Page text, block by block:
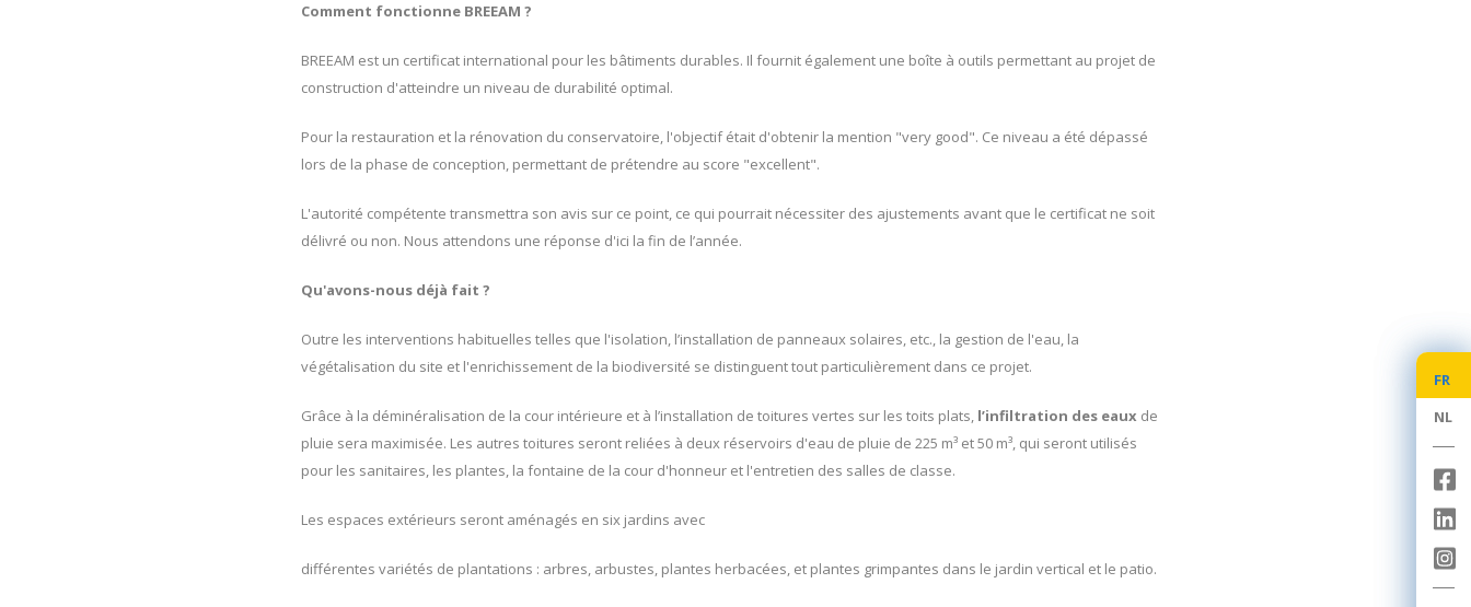
FR
NL
FR
NL
Comment fonctionne BREEAM ?
BREEAM est un certificat international pour les bâtiments durables. Il fournit également une boîte à outils permettant au projet de
construction d'atteindre un niveau de durabilité optimal.
Pour la restauration et la rénovation du conservatoire, l'objectif était d'obtenir la mention "very good". Ce niveau a été dépassé
lors de la phase de conception, permettant de prétendre au score "excellent".
L'autorité compétente transmettra son avis sur ce point, ce qui pourrait nécessiter des ajustements avant que le certificat ne soit
délivré ou non. Nous attendons une réponse d'ici la fin de l’année.
Qu'avons-nous déjà fait ?
Outre les interventions habituelles telles que l'isolation, l’installation de panneaux solaires, etc., la gestion de l'eau, la
végétalisation du site et l'enrichissement de la biodiversité se distinguent tout particulièrement dans ce projet.
Grâce à la déminéralisation de la cour intérieure et à l’installation de toitures vertes sur les toits plats, l’infiltration des eaux de
pluie sera maximisée. Les autres toitures seront reliées à deux réservoirs d'eau de pluie de 225 m³ et 50 m³, qui seront utilisés
pour les sanitaires, les plantes, la fontaine de la cour d'honneur et l'entretien des salles de classe.
Les espaces extérieurs seront aménagés en six jardins avec
différentes variétés de plantations : arbres, arbustes, plantes herbacées, et plantes grimpantes dans le jardin vertical et le patio.